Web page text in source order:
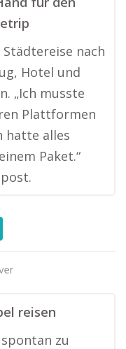
nach
Hotel und
„Ich musste
Plattformen
hatte alles
Paket.“
reisen
zu